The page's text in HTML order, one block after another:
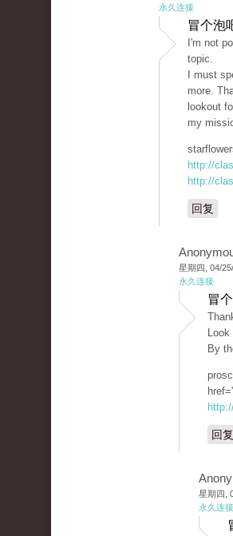
永久连接
冒个泡
I'm not
topic.
I must
more.
lookout
my
http://
http://
回复
星期四, 04/
永久连接
冒
By
回复
星期四,
永久连接